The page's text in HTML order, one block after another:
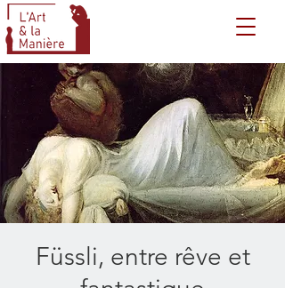
Füssli, entre rêve et